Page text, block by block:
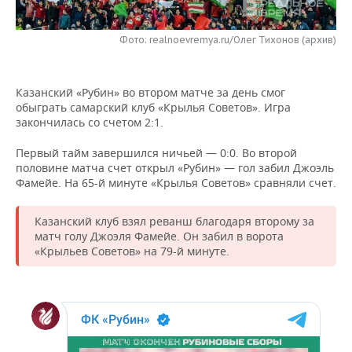
НЕФТЕХИМИЯ
ЭНЕРГЕТИКА
РОЗНИЧНАЯ ТОРГОВЛЯ
УСЛУГИ
НОВОСТИ ТЕХНОЛОГИЙ
МЕДИА
МЕРОПРИЯТИЯ
ВЫЕЗДНАЯ РЕДАКЦИЯ
ONLINE-КОНФЕРЕНЦИИ
ОТКРЫТАЯ ЛЕКЦИЯ
НОВОСТИ СПОРТА
ХОККЕЙ
БАСКЕТБОЛ
ВОЛЕЙБОЛ
ФИГУРНОЕ КАТАНИЕ
ОБЩЕСТВО
ВЛАСТЬ
ИНФРАСТРУКТУРА
ИСТОРИЯ
МЕДИЦИНА
СЮЖЕТЫ
СПРАВОЧНИК
СПИСОК ПЕРСОН
ПОЛНАЯ ВЕРСИЯ
Фото: realnoevremya.ru/Олег Тихонов (архив)
Казанский «Рубин» во втором матче за день смог
обыграть самарский клуб «Крылья Советов». Игра
закончилась со счетом 2:1.
Первый тайм завершился ничьей — 0:0. Во второй
половине матча счет открыл «Рубин» — гол забил Джоэль
Фамейе. На 65-й минуте «Крылья Советов» сравняли счет.
Казанский клуб взял реванш благодаря второму за
матч голу Джоэля Фамейе. Он забил в ворота
«Крыльев Советов» на 79-й минуте.